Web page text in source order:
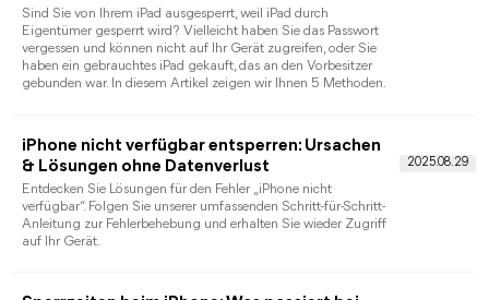
iPhone mit Face ID entsperren – So
funktioniert es
Hier erfahren Sie, wie Sie Ihr iPhone mit Face ID entsperren,
sowie iPhone ohne Face ID und Passcode entsperren können.
iPhone gesperrt zurücksetzen: alle
Möglichkeiten einfach und sicher erklärt
In diesem ausführlichen Ratgeber erklären wir alle realistischen
und funktionierenden Methoden, mit denen sich ein gesperrtes